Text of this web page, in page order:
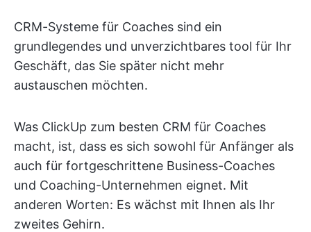
CRM-Systeme für Coaches sind ein
grundlegendes und unverzichtbares tool für Ihr
Geschäft, das Sie später nicht mehr
austauschen möchten.
Was ClickUp zum besten CRM für Coaches
macht, ist, dass es sich sowohl für Anfänger als
auch für fortgeschrittene Business-Coaches
und Coaching-Unternehmen eignet. Mit
anderen Worten: Es wächst mit Ihnen als Ihr
zweites Gehirn.